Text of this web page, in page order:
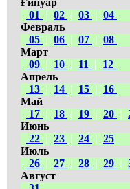
Ғинуар
01
| 02 | 03 | 04
Февраль
05 | 06 | 07 | 08
Март
09 | 10 | 11 |
12
Апрель
13 | 14 | 15 |
16
Май
17 | 18 | 19 | 20 |
Июнь
22 | 23 | 24 | 25
Июль
26 | 27 | 28 | 29 |
Август